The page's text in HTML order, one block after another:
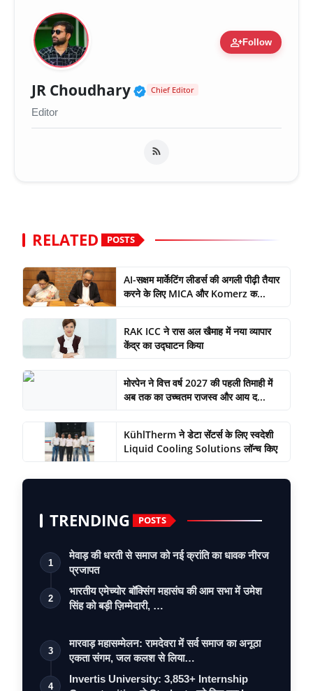
person_addFollow
JR Choudhary Verified Public Figure
Chief Editor
Editor
RELATED POSTS
AI-सक्षम मार्केटिंग लीडर्स की अगली पीढ़ी तैयार
करने के लिए MICA और Komerz क...
RAK ICC ने रास अल खैमाह में नया व्यापार
केंद्र का उद्घाटन किया
मोरपेन ने वित्त वर्ष 2027 की पहली तिमाही में
अब तक का उच्चतम राजस्व और आय द...
KühlTherm ने डेटा सेंटर्स के लिए स्वदेशी
Liquid Cooling Solutions लॉन्च किए
TRENDING POSTS
1
मेवाड़ की धरती से समाज को नई क्रांति का धावक नीरज
प्रजापत
2
भारतीय एमेच्योर बॉक्सिंग महासंघ की आम सभा में उमेश
सिंह को बड़ी ज़िम्मेदारी, …
3
मारवाड़ महासम्मेलन: रामदेवरा में सर्व समाज का अनूठा
एकता संगम, जल कलश से लिया…
4
Invertis University: 3,853+ Internship